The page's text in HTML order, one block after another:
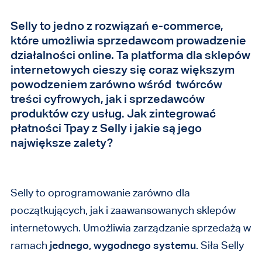
Selly to jedno z rozwiązań e-commerce,
które umożliwia sprzedawcom prowadzenie
działalności online. Ta platforma dla sklepów
internetowych cieszy się coraz większym
powodzeniem zarówno wśród twórców
treści cyfrowych, jak i sprzedawców
produktów czy usług. Jak zintegrować
płatności Tpay z Selly i jakie są jego
największe zalety?
Selly to oprogramowanie zarówno dla
początkujących, jak i zaawansowanych sklepów
internetowych. Umożliwia zarządzanie sprzedażą w
ramach jednego, wygodnego systemu. Siła Selly